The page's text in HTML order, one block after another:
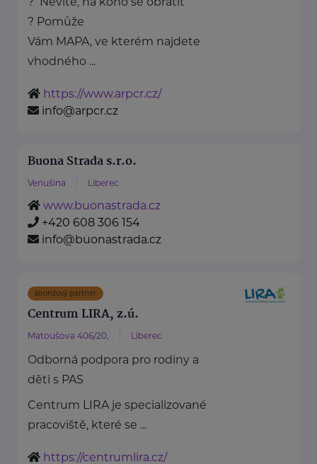
? Pomůže
Vám MAPA, ve kterém najdete
vhodného ...
https://www.arpcr.cz/
info@arpcr.cz
Buona Strada s.r.o.
Venušina Liberec
www.buonastrada.cz
+420 608 306 154
info@buonastrada.cz
Bronzový partner
Centrum LIRA, z.ú.
Matoušova 406/20, Liberec
Odborná podpora pro rodiny a
děti s PAS
Centrum LIRA je specializované
pracoviště, které se ...
https://centrumlira.cz/